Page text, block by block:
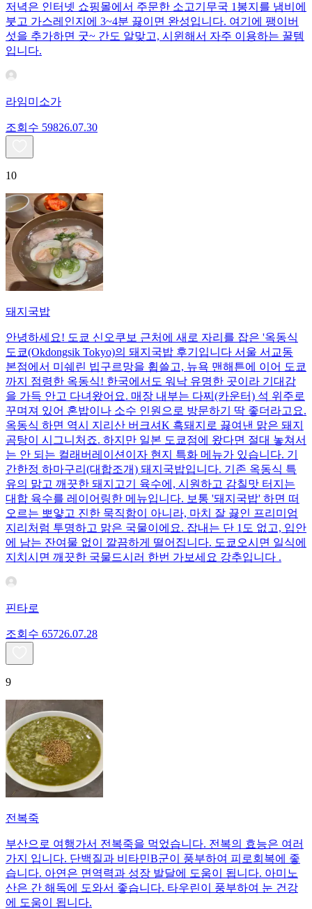
저녁은 인터넷 쇼핑몰에서 주문한 소고기무국 1봉지를 냄비에
붓고 가스레인지에 3~4분 끓이면 완성입니다. 여기에 팽이버
섯을 추가하면 굿~ 간도 알맞고, 시윈해서 자주 이용하는 꿀템
입니다.
라임미소가
조회수 59826.07.30
10
돼지국밥
안녕하세요! 도쿄 신오쿠보 근처에 새로 자리를 잡은 '옥동식
도쿄(Okdongsik Tokyo)의 돼지국밥 후기입니다 서울 서교동
본점에서 미쉐린 빕구르망을 휩쓸고, 뉴욕 맨해튼에 이어 도쿄
까지 점령한 옥동식! 한국에서도 워낙 유명한 곳이라 기대감
을 가득 안고 다녀왔어요. 매장 내부는 다찌(카운터) 석 위주로
꾸며져 있어 혼밥이나 소수 인원으로 방문하기 딱 좋더라고요.
옥동식 하면 역시 지리산 버크셔K 흑돼지로 끓여낸 맑은 돼지
곰탕이 시그니처죠. 하지만 일본 도쿄점에 왔다면 절대 놓쳐서
는 안 되는 컬래버레이션이자 현지 특화 메뉴가 있습니다. 기
간한정 하마구리(대합조개) 돼지국밥입니다. 기존 옥동식 특
유의 맑고 깨끗한 돼지고기 육수에, 시원하고 감칠맛 터지는
대합 육수를 레이어링한 메뉴입니다. 보통 '돼지국밥' 하면 떠
오르는 뽀얗고 진한 묵직함이 아니라, 마치 잘 끓인 프리미엄
지리처럼 투명하고 맑은 국물이에요. 잡내는 단 1도 없고, 입안
에 남는 잔여물 없이 깔끔하게 떨어집니다. 도쿄오시면 일식에
지치시면 깨끗한 국물드시러 한번 가보세요 강추입니다 .
핀타로
조회수 65726.07.28
9
전복죽
부산으로 여행가서 전복죽을 먹었습니다. 전복의 효능은 여러
가지 입니다. 단백질과 비타민B군이 풍부하여 피로회복에 좋
습니다. 아연은 면역력과 성장 발달에 도움이 됩니다. 아미노
산은 간 해독에 도와서 좋습니다. 타우린이 풍부하여 눈 건강
에 도움이 됩니다.